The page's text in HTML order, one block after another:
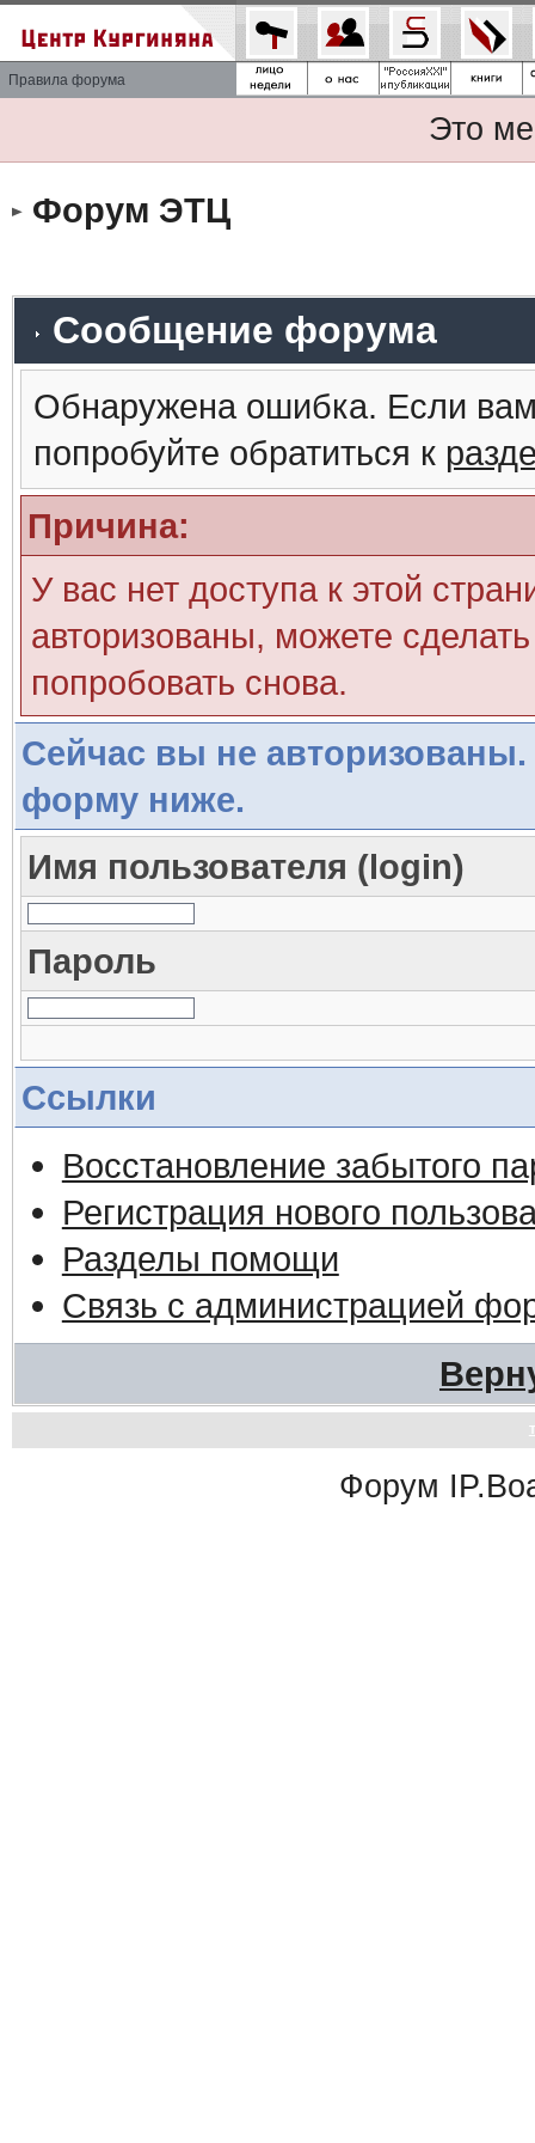
Правила форума
Это
Форум ЭТЦ
Сообщение форума
Обнаружена ошибка. Если
попробуйте обратиться к
Причина:
У вас нет доступа к этой
авторизованы, можете
попробовать снова.
Сейчас вы не авторизованы.
форму ниже.
Имя пользователя (login)
Пароль
Ссылки
Восстановление забытого
Регистрация нового
Разделы помощи
Связь с администрацией
Форум